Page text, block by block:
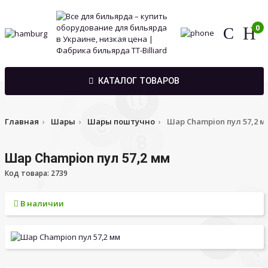
0
КАТАЛОГ ТОВАРОВ
Главная Шары Шары поштучно Шар Champion пул 57,2
Шар Champion пул 57,2 мм
Код товара: 2739
В наличии